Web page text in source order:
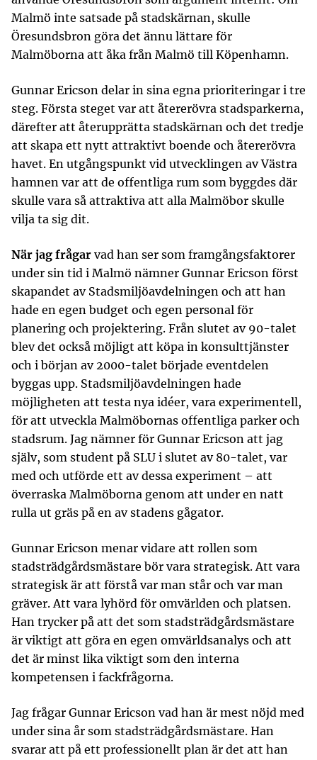
Malmö inte satsade på stadskärnan, skulle
Öresundsbron göra det ännu lättare för
Malmöborna att åka från Malmö till Köpenhamn.
Gunnar Ericson delar in sina egna prioriteringar i tre
steg. Första steget var att återerövra stadsparkerna,
därefter att återupprätta stadskärnan och det tredje
att skapa ett nytt attraktivt boende och återerövra
havet. En utgångspunkt vid utvecklingen av Västra
hamnen var att de offentliga rum som byggdes där
skulle vara så attraktiva att alla Malmöbor skulle
vilja ta sig dit.
När jag frågar vad han ser som framgångsfaktorer
under sin tid i Malmö nämner Gunnar Ericson först
skapandet av Stadsmiljöavdelningen och att han
hade en egen budget och egen personal för
planering och projektering. Från slutet av 90-talet
blev det också möjligt att köpa in konsulttjänster
och i början av 2000-talet började eventdelen
byggas upp. Stadsmiljöavdelningen hade
möjligheten att testa nya idéer, vara experimentell,
för att utveckla Malmöbornas offentliga parker och
stadsrum. Jag nämner för Gunnar Ericson att jag
själv, som student på SLU i slutet av 80-talet, var
med och utförde ett av dessa experiment – att
överraska Malmöborna genom att under en natt
rulla ut gräs på en av stadens gågator.
Gunnar Ericson menar vidare att rollen som
stadsträdgårdsmästare bör vara strategisk. Att vara
strategisk är att förstå var man står och var man
gräver. Att vara lyhörd för omvärlden och platsen.
Han trycker på att det som stadsträdgårdsmästare
är viktigt att göra en egen omvärldsanalys och att
det är minst lika viktigt som den interna
kompetensen i fackfrågorna.
Jag frågar Gunnar Ericson vad han är mest nöjd med
under sina år som stadsträdgårdsmästare. Han
svarar att på ett professionellt plan är det att han